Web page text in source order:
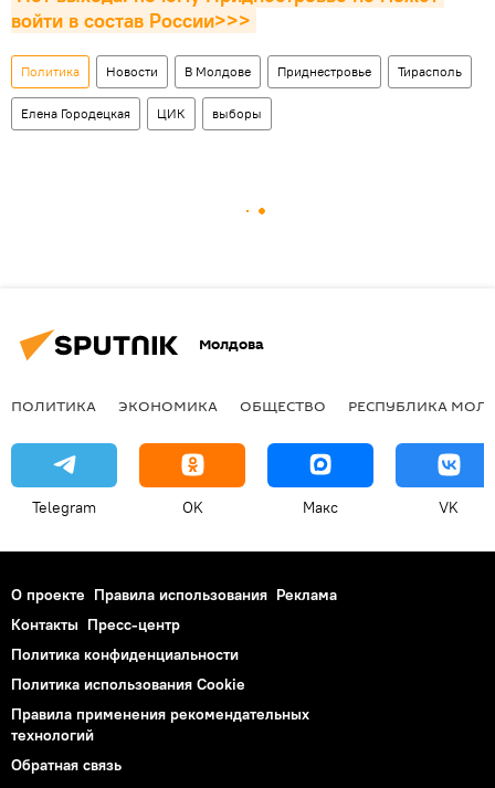
войти в состав России>>>
Политика Новости В Молдове Приднестровье Тирасполь
Елена Городецкая ЦИК выборы
Молдова
ПОЛИТИКА ЭКОНОМИКА ОБЩЕСТВО РЕСПУБЛИКА
Telegram OK Макс VK
О проекте Правила использования Реклама
Контакты Пресс-центр
Политика конфиденциальности
Политика использования Cookie
Правила применения рекомендательных
технологий
Обратная связь